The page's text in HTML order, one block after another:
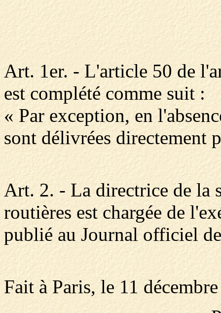
Art. 1er. - L'article 50 de
est complété comme suit :
« Par exception, en
sont délivrées directement
Art. 2. - La directrice de la
routières est chargée de
publié au Journal officiel
Fait à Paris, le 11